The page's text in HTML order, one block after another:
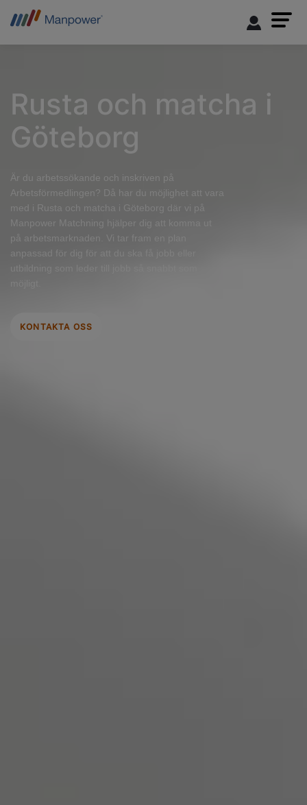
Rusta och matcha i
Göteborg
Är du arbetssökande och inskriven på
Arbetsförmedlingen? Då har du möjlighet att vara
med i Rusta och matcha i Göteborg där vi på
Manpower Matchning hjälper dig att komma ut
på arbetsmarknaden. Vi tar fram en plan
anpassad för dig för att du ska få jobb eller
KONTAKTA OSS